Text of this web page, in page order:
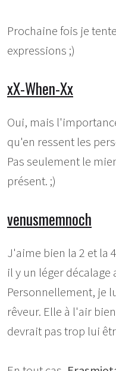
Prochaine fois je
expressions ;)
xX-When-Xx
Oui, mais
qu'en ressent les
Pas seulement le
présent. ;)
venusmemnoch
J'aime bien la 2 et la
il y un léger
Personnellement, je
rêveur. Elle à l'air
devrait pas trop lui